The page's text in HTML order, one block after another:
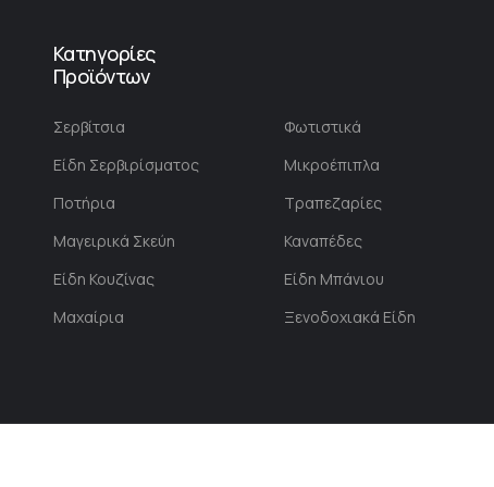
Κατηγορίες
Προϊόντων
Σερβίτσια
Είδη Σερβιρίσματος
Ποτήρια
Μαγειρικά Σκεύη
Είδη Κουζίνας
Μαχαίρια
Φωτιστικά
Μικροέπιπλα
Τραπεζαρίες
Καναπέδες
Είδη Μπάνιου
Ξενοδοχιακά Είδη